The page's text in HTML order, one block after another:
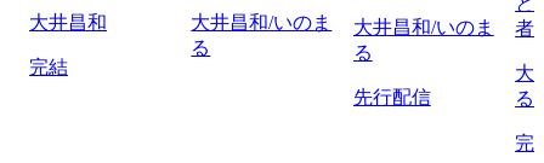
大井昌和
完結
大井昌和/いのま
る
大井昌和/いのま
る
先行配信
者
大
る
完